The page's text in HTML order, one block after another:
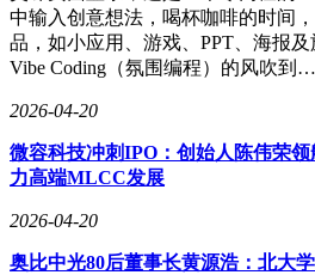
中输入创意想法，喝杯咖啡的时间
品，如小应用、游戏、PPT、海报及
Vibe Coding（氛围编程）的风吹到…
2026-04-20
微容科技冲刺IPO：创始人陈伟荣
力高端MLCC发展
2026-04-20
奥比中光80后董事长黄源浩：北大